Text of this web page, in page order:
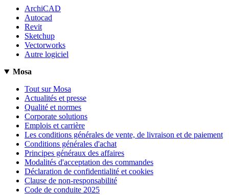
ArchiCAD
Autocad
Revit
Sketchup
Vectorworks
Autre logiciel
Mosa
Tout sur Mosa
Actualités et presse
Qualité et normes
Corporate solutions
Emplois et carrière
Les conditions générales de vente, de livraison et de paiement
Conditions générales d'achat
Principes généraux des affaires
Modalités d'acceptation des commandes
Déclaration de confidentialité et cookies
Clause de non-responsabilité
Code de conduite 2025